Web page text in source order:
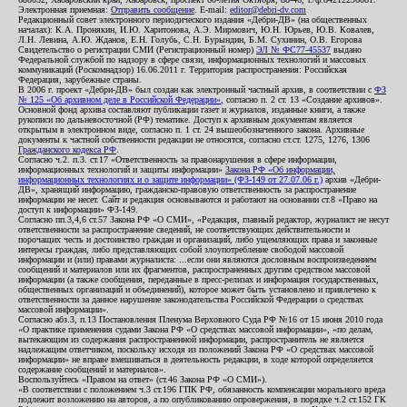
Электронная приемная: Отправить сообщение . E-mail: editor@debri-dv.com
Редакционный совет электронного периодического издания «Дебри-ДВ» (на общественных
началах): К.А. Пронякин, И.Ю. Харитонова, А.Э. Мирмович, Ю.Н. Юрьев, Ю.В. Ковалев,
Л.Н. Левина, А.Ю. Жданов, Е.Н. Голубь, С.Н. Бурындин, Б.М. Сухинин, О.В. Егорова
Свидетельство о регистрации СМИ (Регистрационный номер) ЭЛ № ФС77-45537 выдано
Федеральной службой по надзору в сфере связи, информационных технологий и массовых
коммуникаций (Роскомнадзор) 16.06.2011 г. Территория распространения: Российская
Федерация, зарубежные страны.
В 2006 г. проект «Дебри-ДВ» был создан как электронный частный архив, в соответствии с ФЗ
№ 125 «Об архивном деле в Российской Федерации» , согласно п. 2 ст. 13 «Создание архивов».
Основной фонд архива составляют публикации газет и журналов, изданные книги, а также
рукописи по дальневосточной (РФ) тематике. Доступ к архивным документам является
открытым в электронном виде, согласно п. 1 ст. 24 вышеобозначенного закона. Архивные
документы к частной собственности редакции не относятся, согласно ст.ст. 1275, 1276, 1306
Гражданского кодекса РФ
Согласно ч.2. п.3. ст.17 «Ответственность за правонарушения в сфере информации,
информационных технологий и защиты информации» Закона РФ «Об информации,
информационных технологиях и о защите информации» (ФЗ-149 от 27.07.06 г.) архив «Дебри-
ДВ», хранящий информацию, гражданско-правовую ответственность за распространение
информации не несет. Сайт и редакция основываются и работают на основании ст.8 «Право на
доступ к информации» ФЗ-149.
Согласно пп.3,4,6 ст.57 Закона РФ «О СМИ», «Редакция, главный редактор, журналист не несут
ответственности за распространение сведений, не соответствующих действительности и
порочащих честь и достоинство граждан и организаций, либо ущемляющих права и законные
интересы граждан, либо представляющих собой злоупотребление свободой массовой
информации и (или) правами журналиста: ...если они являются дословным воспроизведением
сообщений и материалов или их фрагментов, распространенных другим средством массовой
информации (а также сообщения, переданные в пресс-релизах и информация государственных,
общественных организаций и объединений), которое может быть установлено и привлечено к
ответственности за данное нарушение законодательства Российской Федерации о средствах
массовой информации».
Согласно абз.3, п.13 Постановления Пленума Верховного Суда РФ №16 от 15 июня 2010 года
«О практике применения судами Закона РФ «О средствах массовой информации», «по делам,
вытекающим из содержания распространенной информации, распространитель не является
надлежащим ответчиком, поскольку исходя из положений Закона РФ «О средствах массовой
информации» не вправе вмешиваться в деятельность редакции, в ходе которой определяется
содержание сообщений и материалов».
Воспользуйтесь «Правом на ответ» (ст.46 Закона РФ «О СМИ»).
«В соответствии с положением ч.3 ст.196 ГПК РФ, обязанность компенсации морального вреда
подлежит возложению на авторов, а по опубликованию опровержения, в порядке ч.2 ст.152 ГК